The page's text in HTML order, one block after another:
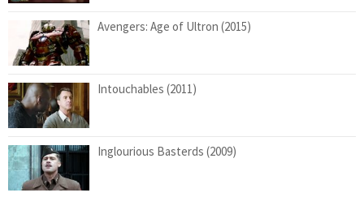
Avengers: Age of Ultron (2015)
Intouchables (2011)
Inglourious Basterds (2009)